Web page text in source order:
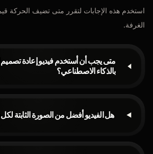
استخدم هذه الإجابات لتقرر متى تضيف الحركة
الغرفة.
متى يجب أن أستخدم فيديو إعادة تصميم
بالذكاء الاصطناعي؟
هل الفيديو أفضل من الصورة الثابتة